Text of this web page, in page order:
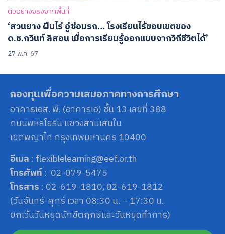
ตัวอย่างจริงจากพื้นที่
‘สวนยาง ผืนไร่ อู่ซ่อมรถ… โรงเรียนไร้ขอบเขตของ
ด.ช.กวินท์ ลิสอน เมื่อการเรียนรู้ออกแบบจากวิถีชีวิตได้’
27 พ.ค. 67
กองทุนเพื่อความเสมอภาคทางการศึกษา
อาคารเอส. พี. (อาคารเอ) ชั้น 13 เลขที่ 388
ถนนพหลโยธิน แขวงสามเสนใน
เขตพญาไท กรุงเทพมหานคร 10400
อีเมล : flexiblelearning@eef.or.th
โทรศัพท์: 02-079-5475
โทรสาร : 02-619-1810, 02-619-1812
(วันจันทร์-ศุกร์ เวลา 08:30 น. – 17:30 น.
ยกเว้นวันหยุดนักขัตฤกษ์และวันหยุดทำการ)